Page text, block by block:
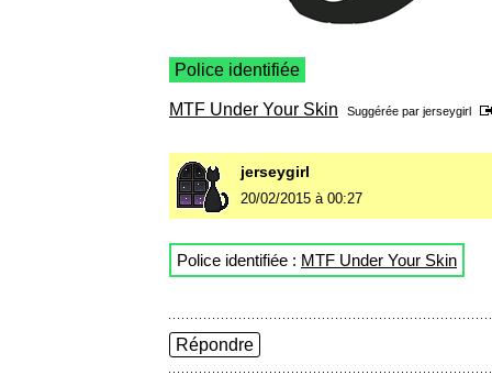
Police identifiée
MTF Under Your Skin Suggérée par jerseygirl
jerseygirl
20/02/2015 à 00:27
Police identifiée : MTF Under Your Skin
Répondre